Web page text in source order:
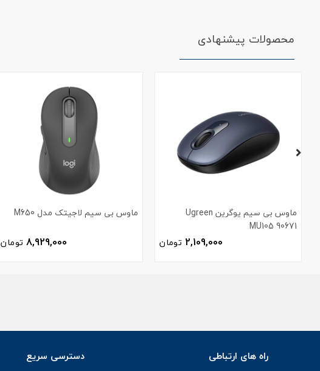
محصولات پیشنهادی
ماوس بی سیم یوگرین Ugreen
MU105 90671
2,109,000 تومان
ماوس بی سیم لاجیتک مدل M650
8,929,000 تومان
راه های ارتباطی
دسترسی سریع